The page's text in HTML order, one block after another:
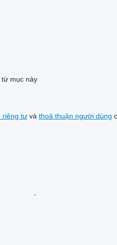
mục này
riêng tưvà thoả thuận người dùng